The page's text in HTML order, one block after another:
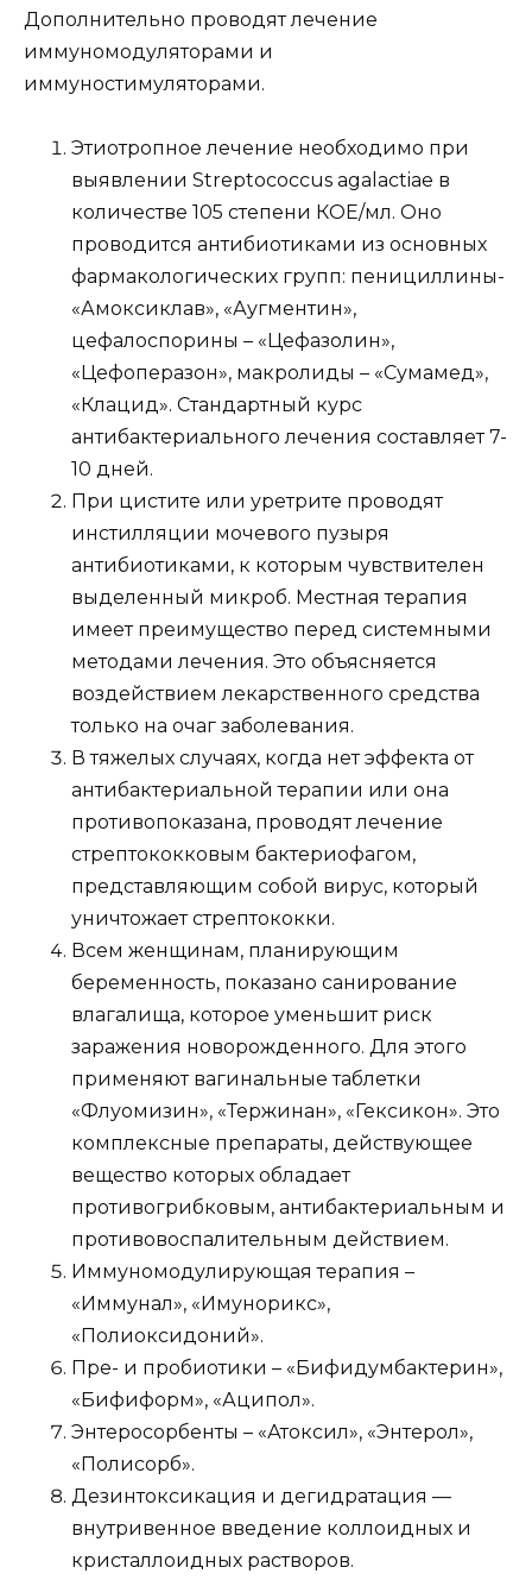
Дополнительно проводят лечение
иммуномодуляторами и
иммуностимуляторами.
Этиотропное лечение необходимо при
выявлении Streptococcus agalactiae в
количестве 105 степени КОЕ/мл. Оно
проводится антибиотиками из основных
фармакологических групп: пенициллины-
«Амоксиклав», «Аугментин»,
цефалоспорины – «Цефазолин»,
«Цефоперазон», макролиды – «Сумамед»,
«Клацид». Стандартный курс
антибактериального лечения составляет 7-
10 дней.
При цистите или уретрите проводят
инстилляции мочевого пузыря
антибиотиками, к которым чувствителен
выделенный микроб. Местная терапия
имеет преимущество перед системными
методами лечения. Это объясняется
воздействием лекарственного средства
только на очаг заболевания.
В тяжелых случаях, когда нет эффекта от
антибактериальной терапии или она
противопоказана, проводят лечение
стрептококковым бактериофагом,
представляющим собой вирус, который
уничтожает стрептококки.
Всем женщинам, планирующим
беременность, показано санирование
влагалища, которое уменьшит риск
заражения новорожденного. Для этого
применяют вагинальные таблетки
«Флуомизин», «Тержинан», «Гексикон». Это
комплексные препараты, действующее
вещество которых обладает
противогрибковым, антибактериальным и
противовоспалительным действием.
Иммуномодулирующая терапия –
«Иммунал», «Имунорикс»,
«Полиоксидоний».
Пре- и пробиотики – «Бифидумбактерин»,
«Бифиформ», «Аципол».
Энтеросорбенты – «Атоксил», «Энтерол»,
«Полисорб».
Дезинтоксикация и дегидратация —
внутривенное введение коллоидных и
кристаллоидных растворов.